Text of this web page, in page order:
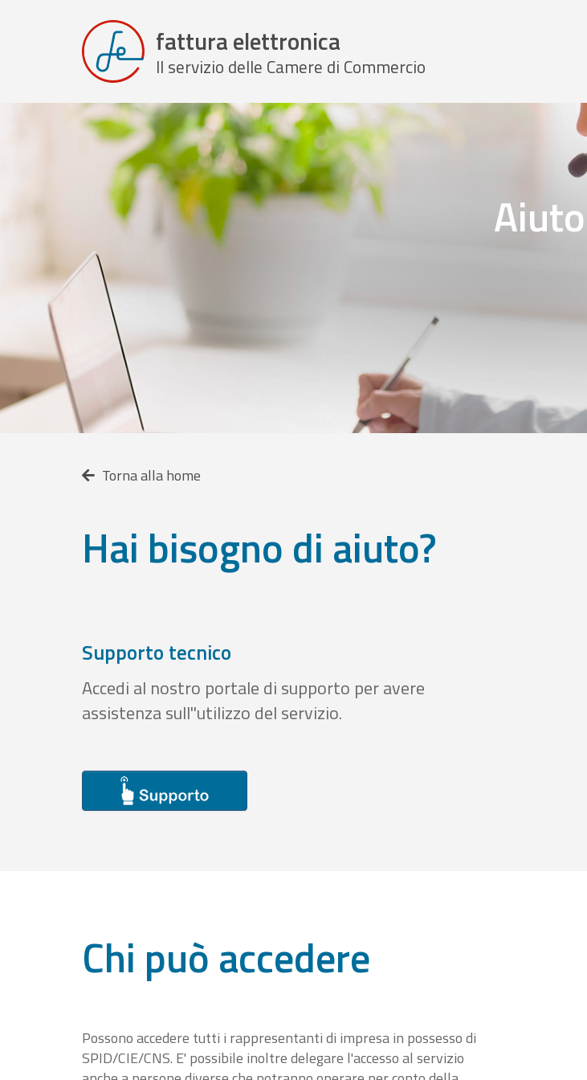
fattura elettronica
Il servizio delle Camere di Commercio
Aiuto
Torna alla home
Hai bisogno di aiuto?
Supporto tecnico
Accedi al nostro portale di supporto per avere
assistenza sull''utilizzo del servizio.
Chi può accedere
Possono accedere tutti i rappresentanti di impresa in possesso di
SPID/CIE/CNS. E' possibile inoltre delegare l'accesso al servizio